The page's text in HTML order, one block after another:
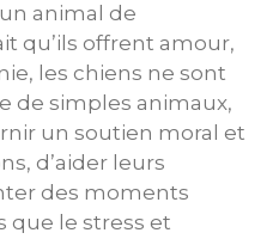
animal de
qu’ils offrent amour,
les chiens ne sont
de simples animaux,
un soutien moral et
d’aider leurs
des moments
que le stress et